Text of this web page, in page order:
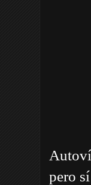
pero